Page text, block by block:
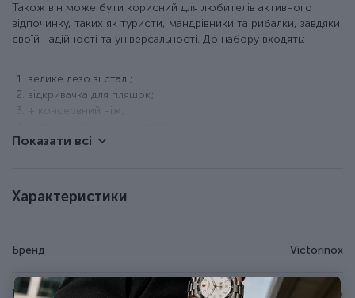
Також він може бути корисний для любителів активного
відпочинку, таких як туристи, мандрівники та рибалки, завдяки
своїй надійності та універсальності. До набору входять:
велике лезо зі сталі;
відкривачка для пляшок;
+ консервний ніж;
+ велика плоска викрутка.
Інструменти виготовлені з неіржавної сталі.
Довічна гарантія.
Зроблено у Швейцарії.
Показати всі
Характеристики
Бренд Victorinox
Країна походження Швейцарія